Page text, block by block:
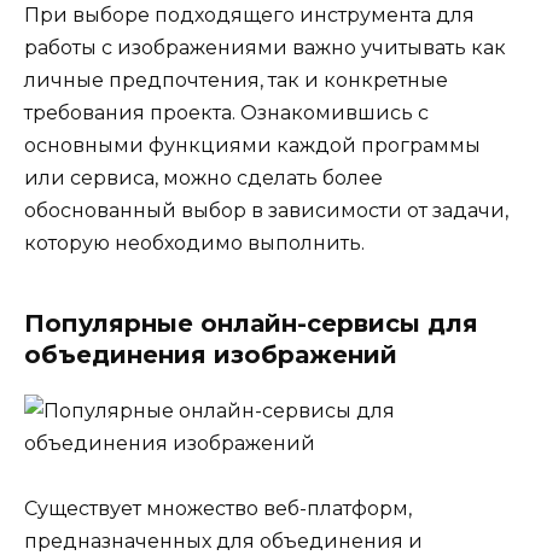
При выборе подходящего инструмента для
работы с изображениями важно учитывать как
личные предпочтения, так и конкретные
требования проекта. Ознакомившись с
основными функциями каждой программы
или сервиса, можно сделать более
обоснованный выбор в зависимости от задачи,
которую необходимо выполнить.
Популярные онлайн-сервисы для
объединения изображений
Существует множество веб-платформ,
предназначенных для объединения и